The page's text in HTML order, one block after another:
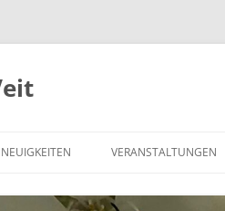
NEUIGKEITEN VERANSTALTUNGEN